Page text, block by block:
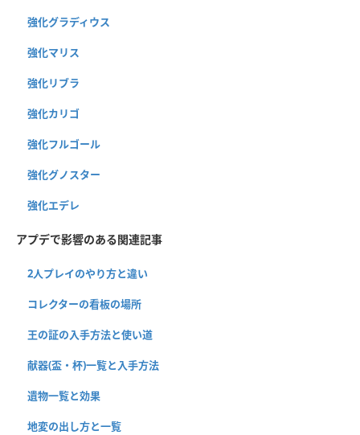
強化グラディウス
強化マリス
強化リブラ
強化カリゴ
強化フルゴール
強化グノスター
強化エデレ
アプデで影響のある関連記事
2人プレイのやり方と違い
コレクターの看板の場所
王の証の入手方法と使い道
献器(盃・杯)一覧と入手方法
遺物一覧と効果
地変の出し方と一覧